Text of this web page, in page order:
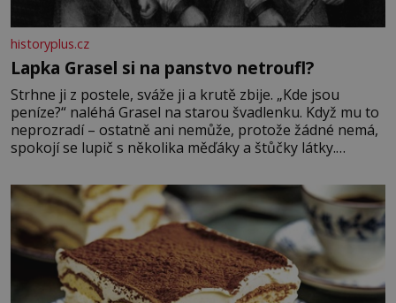
historyplus.cz
Lapka Grasel si na panstvo netroufl?
Strhne ji z postele, sváže ji a krutě zbije. „Kde jsou
peníze?“ naléhá Grasel na starou švadlenku. Když mu to
neprozradí – ostatně ani nemůže, protože žádné nemá,
spokojí se lupič s několika měďáky a štůčky látky.
krutý. Jeho činy budí hrůzu ještě dlouho po jeho smrti